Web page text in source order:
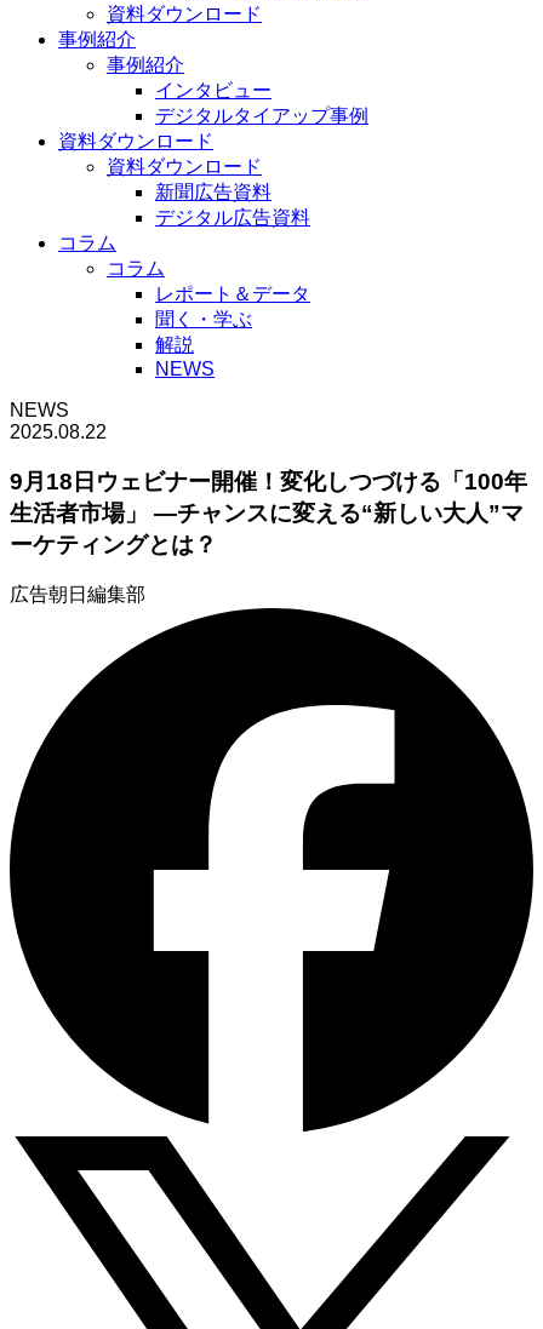
資料ダウンロード
事例紹介
事例紹介
インタビュー
デジタルタイアップ事例
資料ダウンロード
資料ダウンロード
新聞広告資料
デジタル広告資料
コラム
コラム
レポート＆データ
聞く・学ぶ
解説
NEWS
NEWS
2025.08.22
9月18日ウェビナー開催！変化しつづける「100年
生活者市場」 —チャンスに変える“新しい大人”マ
ーケティングとは？
広告朝日編集部